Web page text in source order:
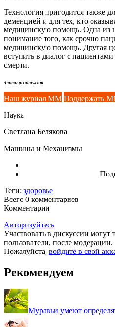
Технология пригодится также
деменцией и для тех, кто
медицинскую помощь. Одна из
понимание того, как срочно
медицинскую помощь. Другая
вступить в диалог с
смерти.
Фото: pixabay.com
Наш журнал ММ Поддержать
Наука
Светлана Белякова
Машины и Механизмы
Теги: здоровье
Всего 0 комментариев
Комментарии
Авторизуйтесь
Участвовать в дискуссии могут
пользователи, после модерации.
Пожалуйста, войдите в свой
Рекомендуем
Муравьи умеют